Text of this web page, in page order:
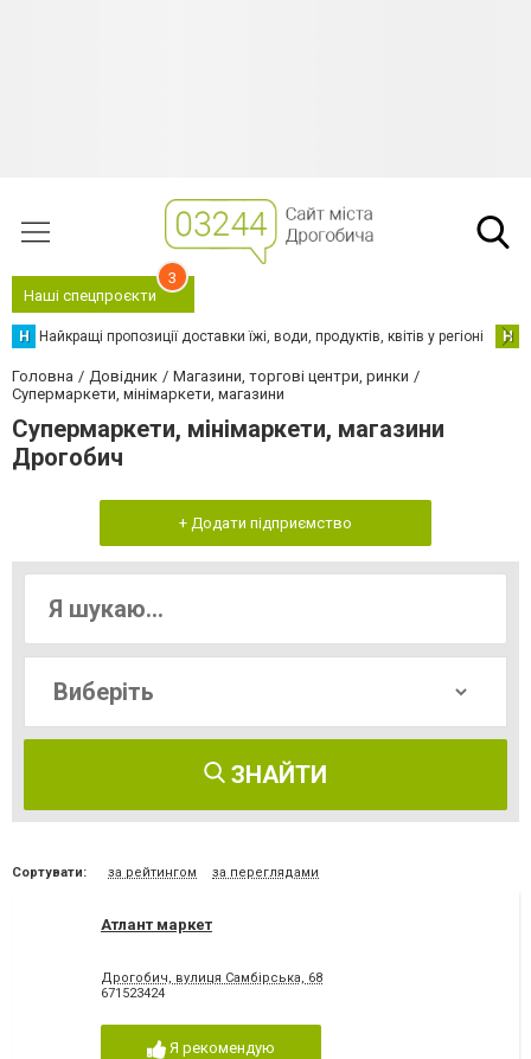
Наші спецпроєкти
3
Н Найкращі пропозиції доставки їжі, води, продуктів, квітів у регіоні Н
Головна Довідник
Магазини, торгові центри, ринки
Супермаркети, мінімаркети, магазини
Супермаркети, мінімаркети, магазини
Дрогобич
+ Додати підприємство
ЗНАЙТИ
Сортувати: за рейтингом за переглядами
Атлант маркет
Дрогобич, вулиця Самбірська, 68
671523424
Я рекомендую